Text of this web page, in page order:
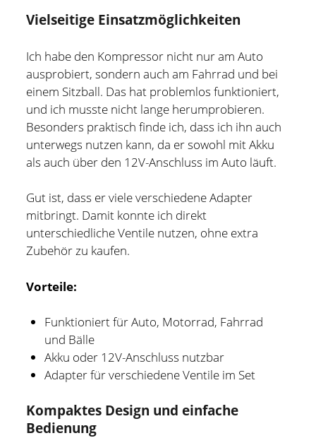
Vielseitige Einsatzmöglichkeiten
Ich habe den Kompressor nicht nur am Auto
ausprobiert, sondern auch am Fahrrad und bei
einem Sitzball. Das hat problemlos funktioniert,
und ich musste nicht lange herumprobieren.
Besonders praktisch finde ich, dass ich ihn auch
unterwegs nutzen kann, da er sowohl mit Akku
als auch über den 12V-Anschluss im Auto läuft.
Gut ist, dass er viele verschiedene Adapter
mitbringt. Damit konnte ich direkt
unterschiedliche Ventile nutzen, ohne extra
Zubehör zu kaufen.
Vorteile:
Funktioniert für Auto, Motorrad, Fahrrad
und Bälle
Akku oder 12V-Anschluss nutzbar
Adapter für verschiedene Ventile im Set
Kompaktes Design und einfache
Bedienung